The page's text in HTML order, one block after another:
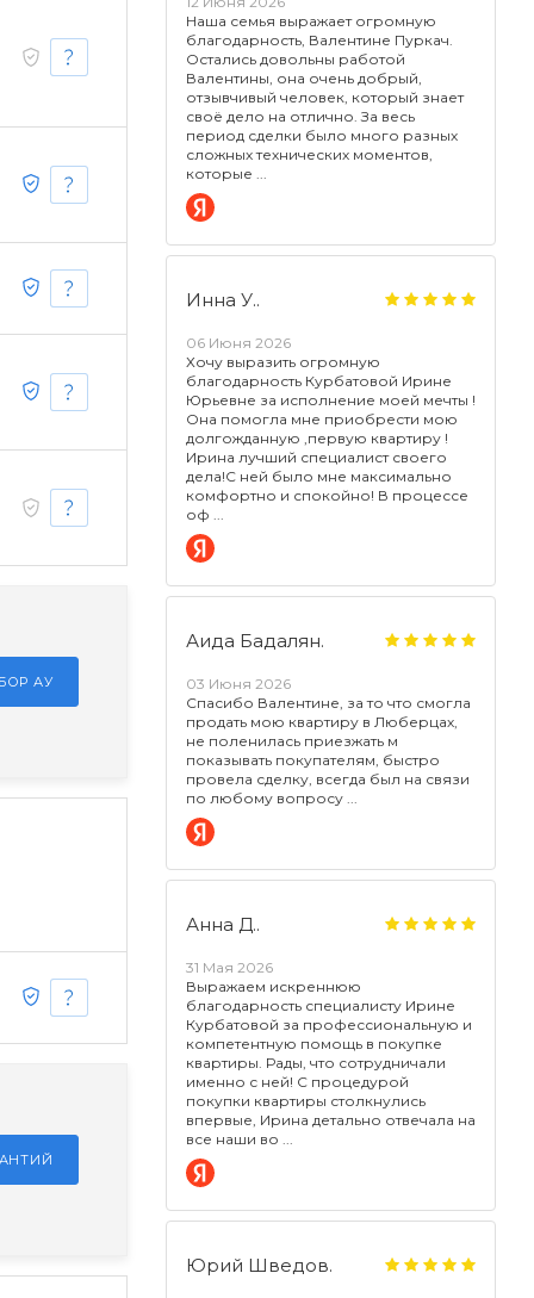
Наша семья выражает огромную
благодарность, Валентине Пуркач.
Остались довольны работой
Валентины, она очень добрый,
отзывчивый человек, который знает
своё дело на отлично. За весь
период сделки было много разных
сложных технических моментов,
которые
Инна У..
06 Июня 2026
Хочу выразить огромную
благодарность Курбатовой Ирине
Юрьевне за исполнение моей мечты !
Она помогла мне приобрести мою
долгожданную ,первую квартиру !
Ирина лучший специалист своего
дела!С ней было мне максимально
комфортно и спокойно! В процессе
оф
Аида Бадалян.
03 Июня 2026
Спасибо Валентине, за то что смогла
продать мою квартиру в Люберцах,
не поленилась приезжать м
показывать покупателям, быстро
провела сделку, всегда был на связи
по любому вопросу
Анна Д..
31 Мая 2026
Выражаем искреннюю
благодарность специалисту Ирине
Курбатовой за профессиональную и
компетентную помощь в покупке
квартиры. Рады, что сотрудничали
именно с ней! С процедурой
покупки квартиры столкнулись
впервые, Ирина детально отвечала на
все наши во
Юрий Шведов.
АУ